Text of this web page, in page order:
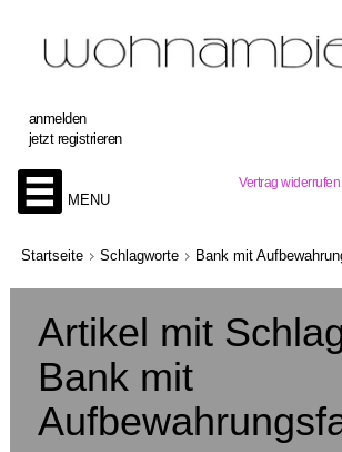
Vertrag widerrufen
anmelden
jetzt registrieren
MENU
Startseite Schlagworte Bank mit
Artikel mit
Bank mit